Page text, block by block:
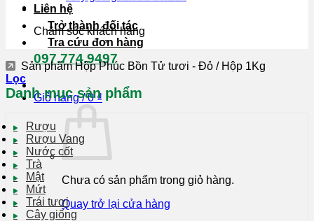
Chăm sóc khách hàng
097.774.9497
Giỏ hàng /0₫
Chưa có sản phẩm trong giỏ hàng.
Quay trở lại cửa hàng
Liên hệ
Trở thành đối tác
Tra cứu đơn hàng
Sản phẩm Hộp Phúc Bồn Tử tươi - Đỏ /Hộp 1Kg
Lọc
Danh mục sản phẩm
Rượu
Rượu Vang
Nước cốt
Trà
Mật
Mứt
Trái tươi
Cây giống